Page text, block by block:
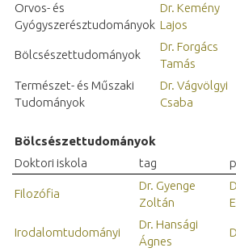
Orvos- és
Gyógyszerésztudományok
Dr. Kemény
Lajos
Bölcsészettudományok
Dr. Forgács
Tamás
Természet- és Műszaki
Tudományok
Dr. Vágvölgyi
Csaba
Bölcsészettudományok
Doktori iskola
tag
Filozófia
Dr. Gyenge
Zoltán
Irodalomtudományi
Dr. Hansági
Ágnes